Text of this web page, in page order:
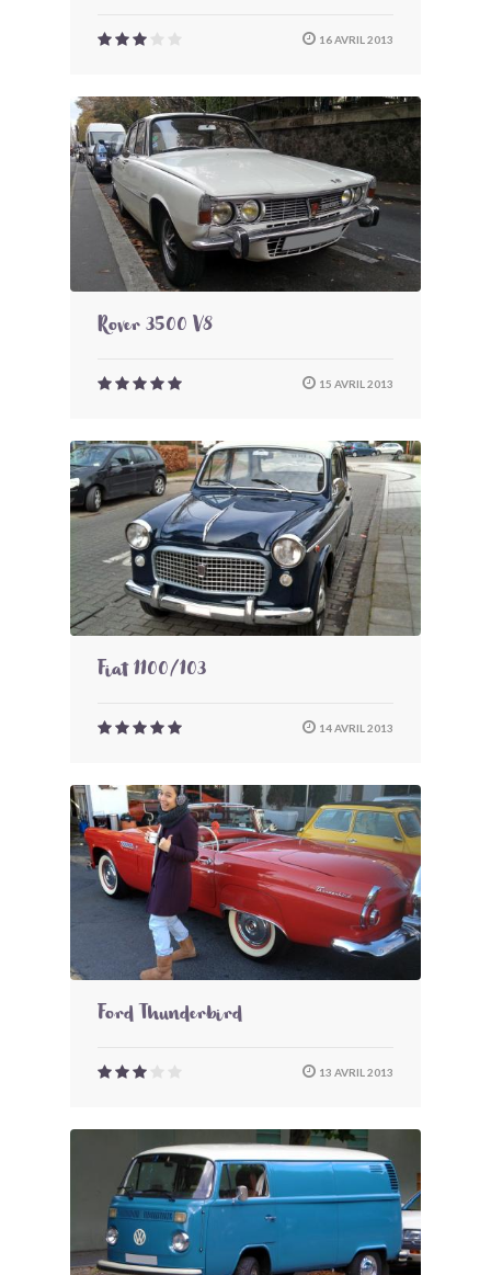
16 AVRIL 2013
Rover 3500 V8
15 AVRIL 2013
Fiat 1100/103
14 AVRIL 2013
Ford Thunderbird
13 AVRIL 2013